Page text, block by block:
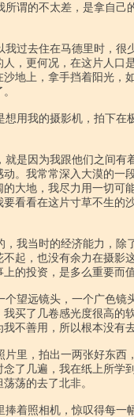
，更何况，在这片人口
沙地上，拿手挡着阳光，
。我常常深入大漠的一
大地，我尽力用一切可
看看在这片寸草不生的
起，也没有余力在摄影
的投资，是多么重要而
买了几卷感光度很高的
不善用，所以根本没有去
了几遍，我在纸上所学
荡的去了北非。